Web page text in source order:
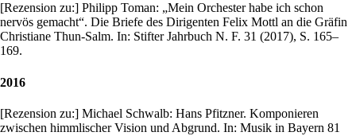
[Rezension zu:] Philipp Toman: „Mein Orchester habe ich schon
nervös gemacht“. Die Briefe des Dirigenten Felix Mottl an die Gräfin
Christiane Thun-Salm. In: Stifter Jahrbuch N. F. 31 (2017), S. 165–
169.
2016
[Rezension zu:] Michael Schwalb: Hans Pfitzner. Komponieren
zwischen himmlischer Vision und Abgrund. In: Musik in Bayern 81